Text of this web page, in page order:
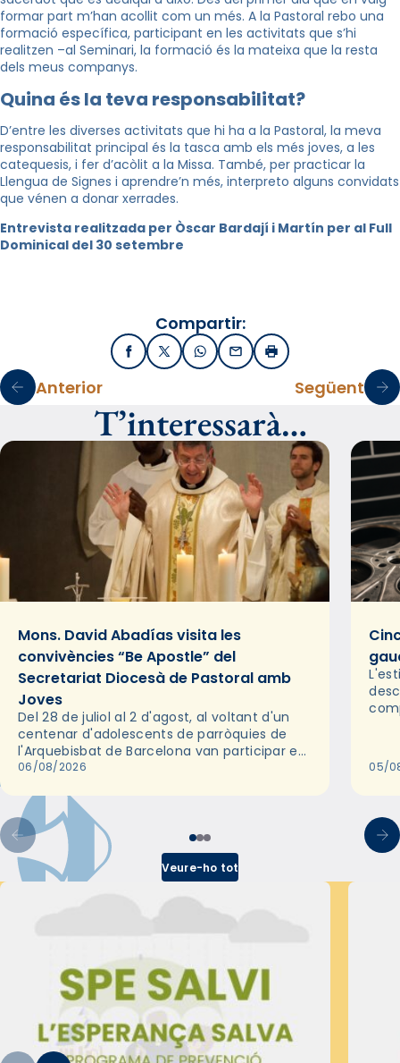
formar part m’han acollit com un més. A la Pastoral rebo una
formació específica, participant en les activitats que s’hi
realitzen –al Seminari, la formació és la mateixa que la resta
dels meus companys.
Quina és la teva responsabilitat?
D’entre les diverses activitats que hi ha a la Pastoral, la meva
responsabilitat principal és la tasca amb els més joves, a les
catequesis, i fer d’acòlit a la Missa. També, per practicar la
Llengua de Signes i aprendre’n més, interpreto alguns convidats
que vénen a donar xerrades.
Entrevista realitzada per Òscar Bardají i Martín per al Full
Dominical del 30 setembre
Compartir:
FacebookX / TwitterWhatsApp
EmailImprimir
Anterior Següent
T’interessarà…
Mons. David Abadías visita les
convivències “Be Apostle” del
Secretariat Diocesà de Pastoral amb
Joves
Del 28 de juliol al 2 d'agost, al voltant d'un
centenar d'adolescents de parròquies de
l'Arquebisbat de Barcelona van participar en
les convivències Be Apostle, organitzades
06/08/2026 05/
Veure-ho tot